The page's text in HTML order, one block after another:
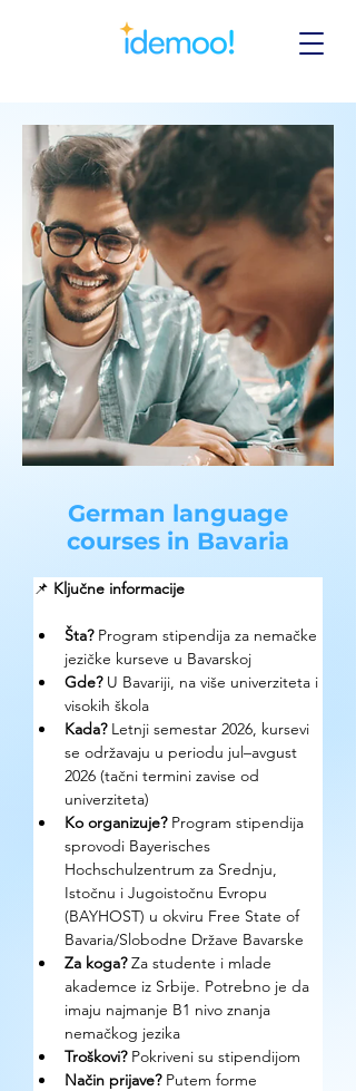
German language
courses in Bavaria
📌 Ključne informacije
Šta? Program stipendija za nemačke
jezičke kurseve u Bavarskoj
Gde? U Bavariji, na više univerziteta i
visokih škola
Kada? Letnji semestar 2026, kursevi
se održavaju u periodu jul–avgust
2026 (tačni termini zavise od
univerziteta)
Ko organizuje? Program stipendija
sprovodi Bayerisches
Hochschulzentrum za Srednju,
Istočnu i Jugoistočnu Evropu
(BAYHOST) u okviru Free State of
Bavaria/Slobodne Države Bavarske
Za koga? Za studente i mlade
akademce iz Srbije. Potrebno je da
imaju najmanje B1 nivo znanja
nemačkog jezika
Troškovi? Pokriveni su stipendijom
Način prijave? Putem forme